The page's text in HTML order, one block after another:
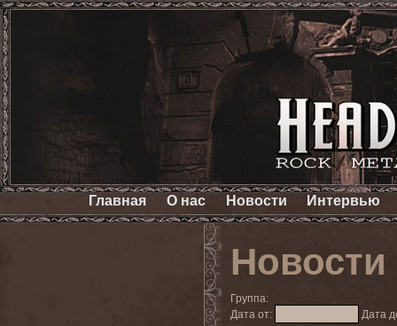
Главная О нас Новости Интервью
Новости
Группа:
Дата от:
Дата